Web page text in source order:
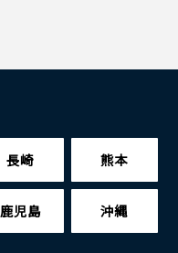
長崎 熊本
鹿児島 沖縄